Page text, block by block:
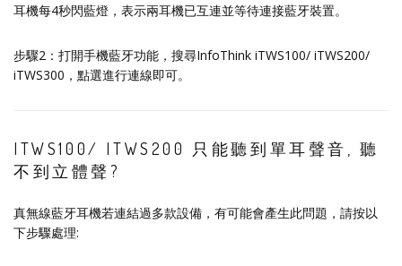
耳機每4秒閃藍燈，表示兩耳機已互連並等待連接藍牙裝置。
步驟2：打開手機藍牙功能，搜尋InfoThink iTWS100/ iTWS200/
iTWS300，點選進行連線即可。
ITWS100/ ITWS200 只能聽到單耳聲音, 聽
不到立體聲?
真無線藍牙耳機若連結過多款設備，有可能會產生此問題，請按以
下步驟處理: